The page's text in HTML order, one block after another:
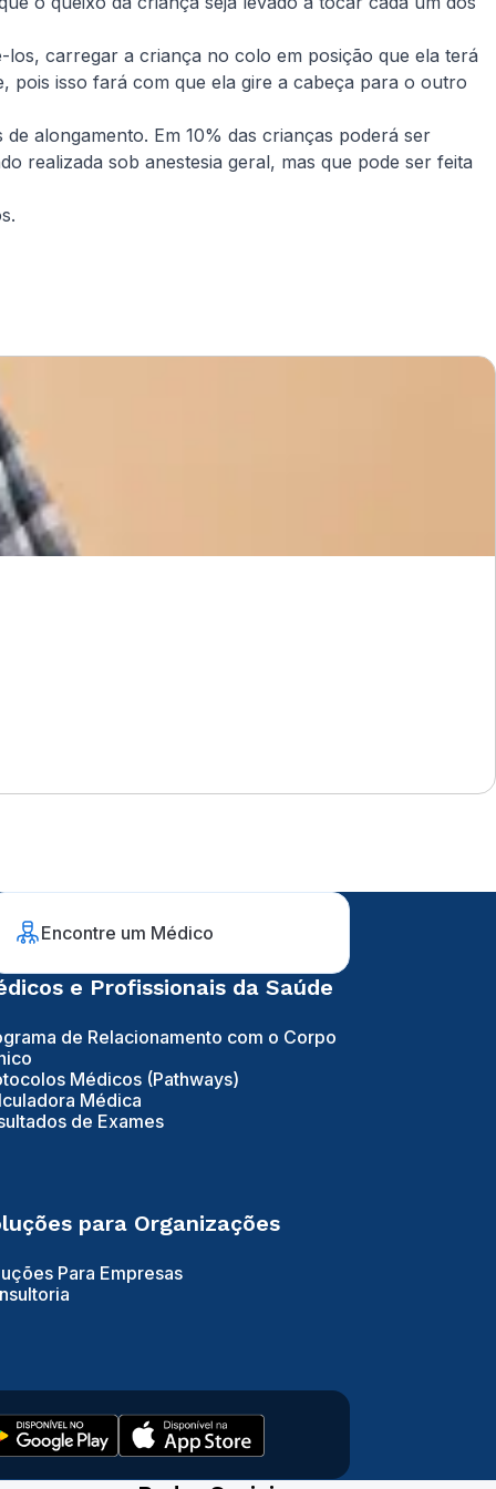
carregar a criança no colo em posição que ela terá
isso fará com que ela gire a cabeça para o outro
alongamento. Em 10% das crianças poderá ser
realizada sob anestesia geral, mas que pode ser feita
Encontre um Médico
e Profissionais da Saúde
de Relacionamento com o Corpo
Médicos (Pathways)
Médica
de Exames
para Organizações
Para Empresas